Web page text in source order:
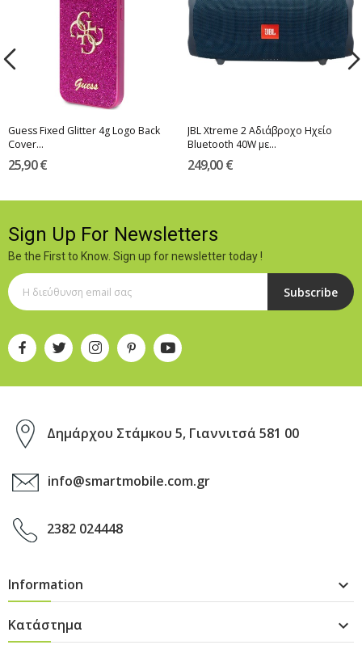
Guess Fixed Glitter 4g Logo Back
Cover...
25,90 €
JBL Xtreme 2 Αδιάβροχο Ηχείο
Bluetooth 40W με...
249,00 €
Sign Up For Newsletters
Be the First to Know. Sign up for newsletter today !
Subscribe
Δημάρχου Στάμκου 5, Γιαννιτσά 581 00
info@smartmobile.com.gr
2382 024448
Information 
Κατάστημα 